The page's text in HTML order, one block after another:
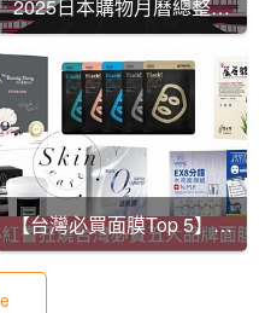
2025日本購物月曆總整理
｜每月折扣主題大公開！
【台灣必買面膜Top 5】海
外代運熱銷榜單出爐！